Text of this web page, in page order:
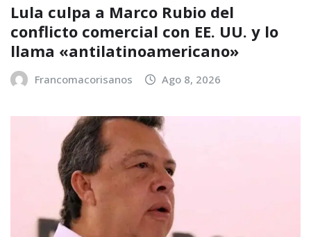
Lula culpa a Marco Rubio del
conflicto comercial con EE. UU. y lo
llama «antilatinoamericano»
Francomacorisanos Ago 8, 2026